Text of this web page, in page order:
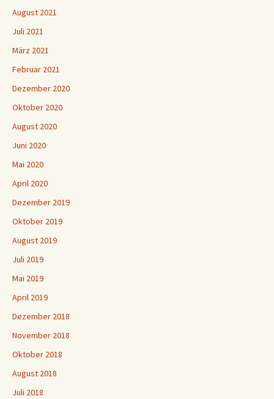
August 2021
Juli 2021
März 2021
Februar 2021
Dezember 2020
Oktober 2020
August 2020
Juni 2020
Mai 2020
April 2020
Dezember 2019
Oktober 2019
August 2019
Juli 2019
Mai 2019
April 2019
Dezember 2018
November 2018
Oktober 2018
August 2018
Juli 2018